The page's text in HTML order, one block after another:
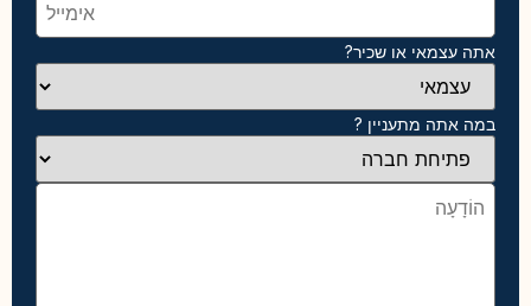
אתה עצמאי או שכיר?
במה אתה מתעניין ?